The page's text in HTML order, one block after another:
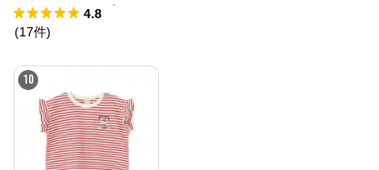
キャットワンピース
4.8
(17件)
10